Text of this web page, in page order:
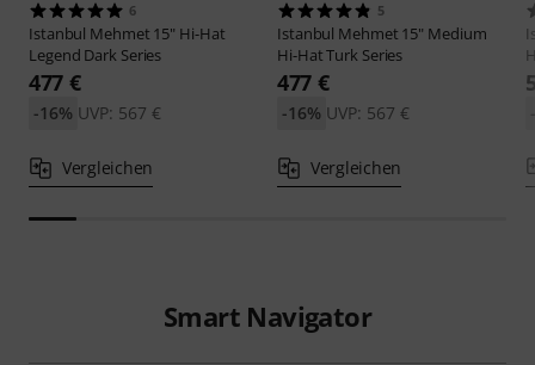
6
Istanbul Mehmet 15" Hi-Hat
Legend Dark Series
477 €
UVP: 567 €
-16%
Vergleichen
5
Istanbul Mehmet 15" Medium
Hi-Hat Turk Series
477 €
UVP: 567 €
-16%
Vergleichen
Smart Navigator